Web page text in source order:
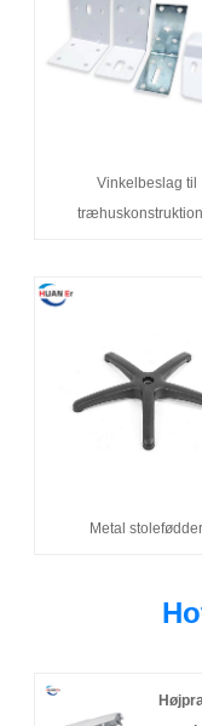
Vinkelbeslag til
Metal stolefødder